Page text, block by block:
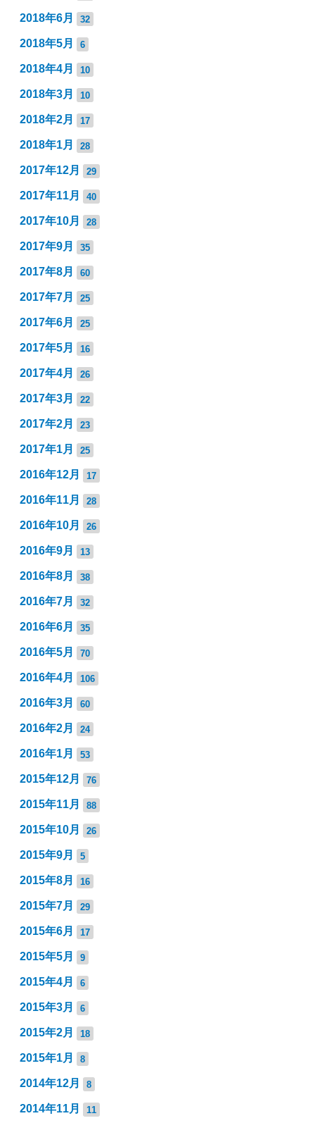
2018年6月 32
2018年5月 6
2018年4月 10
2018年3月 10
2018年2月 17
2018年1月 28
2017年12月 29
2017年11月 40
2017年10月 28
2017年9月 35
2017年8月 60
2017年7月 25
2017年6月 25
2017年5月 16
2017年4月 26
2017年3月 22
2017年2月 23
2017年1月 25
2016年12月 17
2016年11月 28
2016年10月 26
2016年9月 13
2016年8月 38
2016年7月 32
2016年6月 35
2016年5月 70
2016年4月 106
2016年3月 60
2016年2月 24
2016年1月 53
2015年12月 76
2015年11月 88
2015年10月 26
2015年9月 5
2015年8月 16
2015年7月 29
2015年6月 17
2015年5月 9
2015年4月 6
2015年3月 6
2015年2月 18
2015年1月 8
2014年12月 8
2014年11月 11